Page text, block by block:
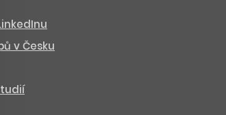
v Česku